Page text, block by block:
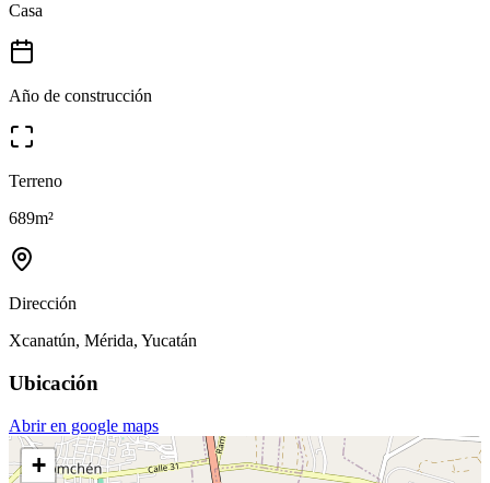
Casa
Año de construcción
Terreno
689m²
Dirección
Xcanatún, Mérida, Yucatán
Ubicación
Abrir en google maps
+